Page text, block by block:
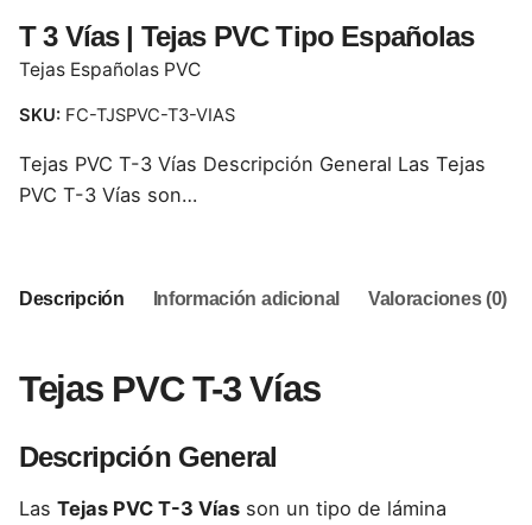
T 3 Vías | Tejas PVC Tipo Españolas
Tejas Españolas PVC
SKU: FC-TJSPVC-T3-VIAS
Tejas PVC T-3 Vías Descripción General Las Tejas
PVC T-3 Vías son…
Descripción Información adicional Valoraciones (0)
Tejas PVC T-3 Vías
Descripción General
Las Tejas PVC T-3 Vías son un tipo de lámina